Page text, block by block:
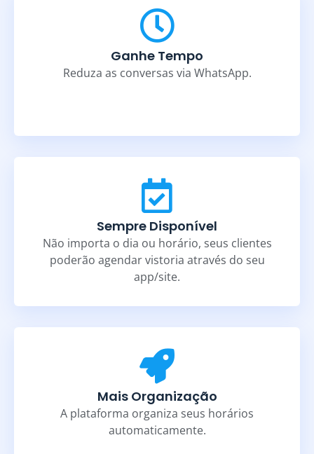
Ganhe Tempo
Reduza as conversas via WhatsApp.
Sempre Disponível
Não importa o dia ou horário, seus clientes
poderão agendar vistoria através do seu
app/site.
Mais Organização
A plataforma organiza seus horários
automaticamente.​